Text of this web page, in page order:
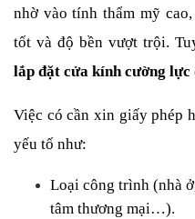
nhờ vào tính thẩm mỹ
lắp đặt cửa kính cường lực
Việc có cần xin giấy phép
yếu tố như:
Loại công trình (nhà
tâm thương mại…).